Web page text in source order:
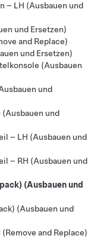
– LH (Ausbauen und
und Ersetzen)
and Replace)
und Ersetzen)
(Ausbauen
und
und
– LH (Ausbauen und
– RH (Ausbauen und
(Ausbauen und
(Ausbauen und
and Replace)